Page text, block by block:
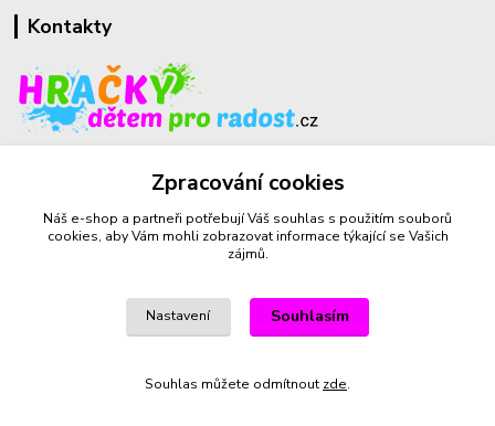
Kontakty
sperkyproradost@seznam.cz
Vytvořeno na Eshop-rychle.cz
Zpracování cookies
Náš e-shop a partneři potřebují Váš souhlas s použitím souborů
cookies, aby Vám mohli zobrazovat informace týkající se Vašich
zájmů.
Nastavení Souhlasím
Souhlas můžete odmítnout zde.